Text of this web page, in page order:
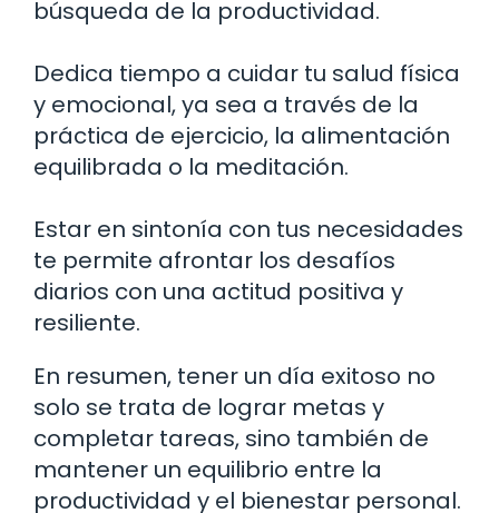
búsqueda de la productividad.
Dedica tiempo a cuidar tu salud física
y emocional, ya sea a través de la
práctica de ejercicio, la alimentación
equilibrada o la meditación.
Estar en sintonía con tus necesidades
te permite afrontar los desafíos
diarios con una actitud positiva y
resiliente.
En resumen, tener un día exitoso no
solo se trata de lograr metas y
completar tareas, sino también de
mantener un equilibrio entre la
productividad y el bienestar personal.